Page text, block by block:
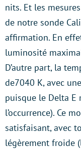
nits. Et les
de notre sonde
affirmation. En
luminosité
D’autre part, la
de7040 K, avec
puisque le Delta E
l’occurrence). Ce
satisfaisant, avec
légèrement froide